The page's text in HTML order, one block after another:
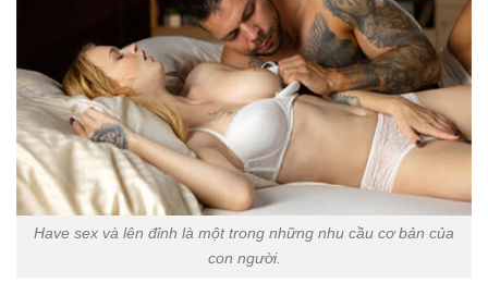
Have sex và lên đỉnh là một trong những nhu cầu cơ bản của
con người.